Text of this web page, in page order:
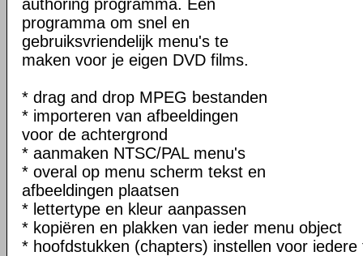
authoring programma. Een
programma om snel en
gebruiksvriendelijk menu's te
maken voor je eigen DVD films.
* drag and drop MPEG bestanden
* importeren van afbeeldingen
voor de achtergrond
* aanmaken NTSC/PAL menu's
* overal op menu scherm tekst en
afbeeldingen plaatsen
* lettertype en kleur aanpassen
* kopiëren en plakken van ieder menu object
* hoofdstukken (chapters) instellen voor iedere